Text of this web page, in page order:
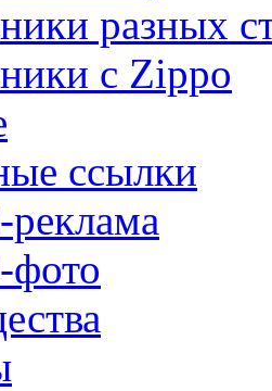
разных
с Zippo
ссылки
фото